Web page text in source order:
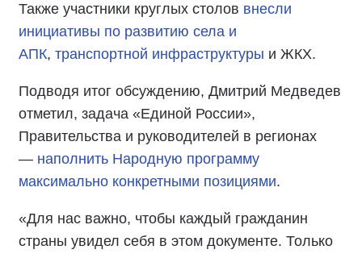
Также участники круглых столов внесли
инициативы по развитию села и
АПК, транспортной инфраструктуры и ЖКХ.
Подводя итог обсуждению, Дмитрий Медведев
отметил, задача «Единой России»,
Правительства и руководителей в регионах
— наполнить Народную программу
максимально конкретными позициями.
«Для нас важно, чтобы каждый гражданин
страны увидел себя в этом документе. Только